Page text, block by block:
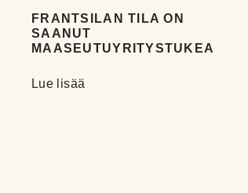
FRANTSILAN TILA ON
SAANUT
MAASEUTUYRITYSTUKEA
Lue lisää